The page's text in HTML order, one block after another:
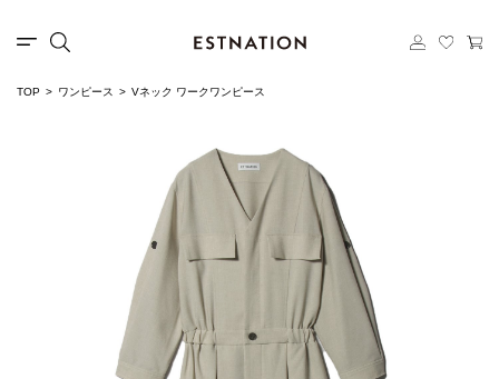
TOP ワンピース Vネック ワークワンピース